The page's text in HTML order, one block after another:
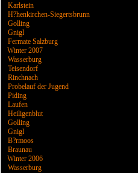
Karlstein
H?henkirchen-Siegertsbrunn
Golling
Gnigl
Fermate Salzburg
Winter 2007
Wasserburg
Teisendorf
Rinchnach
Probelauf der Jugend
Piding
Laufen
Heiligenblut
Golling
Gnigl
B?rmoos
Braunau
Winter 2006
Wasserburg